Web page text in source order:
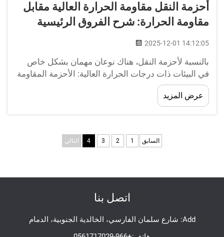
أحزمة النقل مقاومة الحرارة العالية مقابل
مقاومة الحرارة: شرح الفروق الرئيسية
2025-12-01 14:12:05
بالنسبة لأحزمة النقل، هناك نوعان مهمان بشكل خاص
في البيئات ذات درجات الحرارة العالية: الأحزمة المقاومة
للحرارة وأحزمة درجات الحرارة العالية. أحزمة نقل
درجات الحرارة العالية بالجملة إذا كنت تبحث عن أحزمة
عرض المزيد
السابق 1
2
3
4 التالي
اتصل بنا
Add: شارع سلمان الفارسي، الخالدية الجنوبية، الدمام